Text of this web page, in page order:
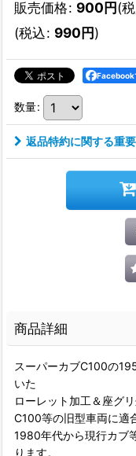
販売価格: 900円(
(税込: 990円)
Facebook
数量:
返品特約に関する重
商品詳細
スーパーカブC100の
いた
ローレット加工＆座グ
C100等の旧型車両に適
1980年代から現行カブ
ります。